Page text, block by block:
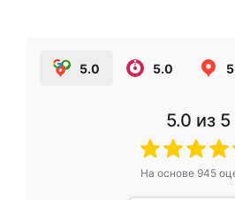
5.0 5.0
5.0 из 5
На основе 945